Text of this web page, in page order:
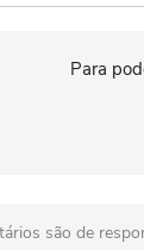
Para
são de